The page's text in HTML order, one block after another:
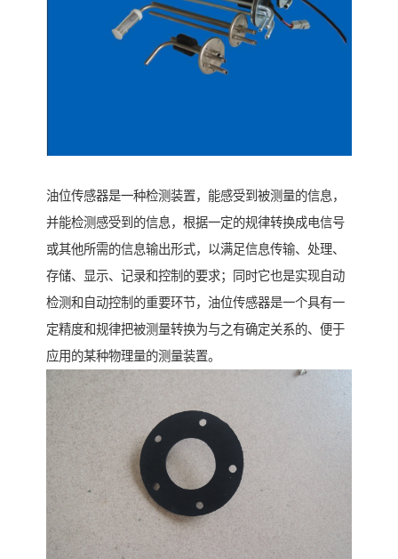
油位传感器是一种检测装置，能感受到被测量的信息，
并能检测感受到的信息，根据一定的规律转换成电信号
或其他所需的信息输出形式，以满足信息传输、处理、
存储、显示、记录和控制的要求；同时它也是实现自动
检测和自动控制的重要环节，油位传感器是一个具有一
定精度和规律把被测量转换为与之有确定关系的、便于
应用的某种物理量的测量装置。